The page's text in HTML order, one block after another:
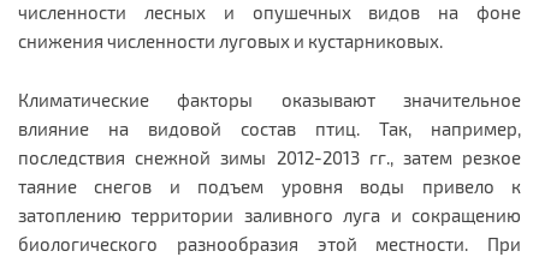
численности лесных и опушечных видов на фоне
снижения численности луговых и кустарниковых.
Климатические факторы оказывают значительное
влияние на видовой состав птиц. Так, например,
последствия снежной зимы 2012-2013 гг., затем резкое
таяние снегов и подъем уровня воды привело к
затоплению территории заливного луга и сокращению
биологического разнообразия этой местности. При